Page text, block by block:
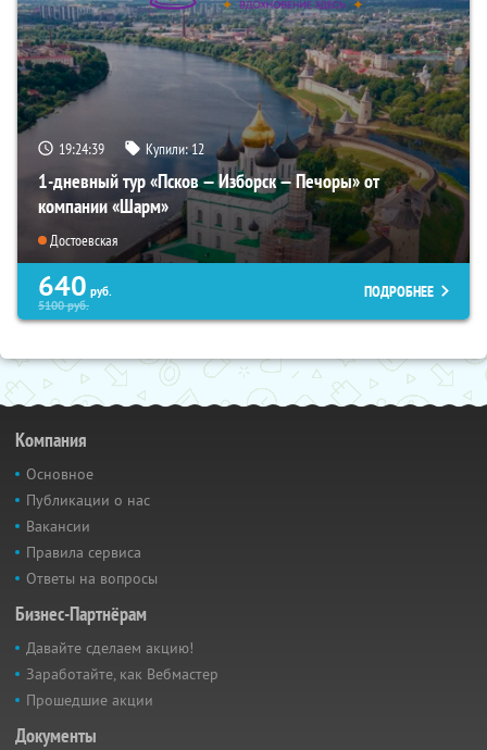
19:24:37 Купили:12
1-дневный тур «Псков — Изборск — Печоры» от
компании «Шарм»
Достоевская
640 руб.
5100руб.
ПОДРОБНЕЕ
Компания
Основное
Публикации о нас
Вакансии
Правила сервиса
Ответы на вопросы
Бизнес-Партнёрам
Давайте сделаем акцию!
Заработайте, как Вебмастер
Прошедшие акции
Документы